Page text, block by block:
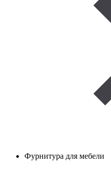
Фурнитура для мебели